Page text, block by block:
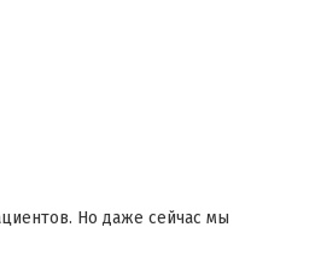
Но даже сейчас мы